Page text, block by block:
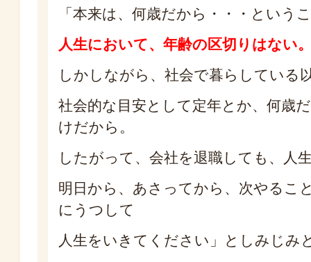
「本来は、何歳だから・・・という
人生において、年齢の区切りはない
しかしながら、社会で暮らしている
社会的な目安として定年とか、何歳
けだから。
したがって、会社を退職しても、人
明日から、あさってから、次やるこ
にうつして
人生をいきてください」としみじみ